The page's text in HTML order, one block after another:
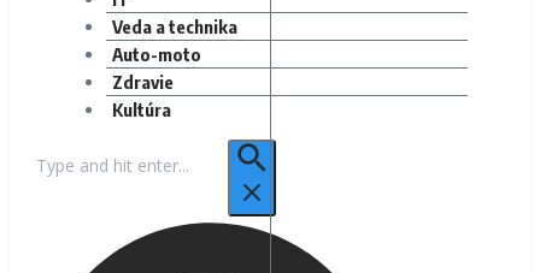
Veda a technika
Auto-moto
Zdravie
Kultúra